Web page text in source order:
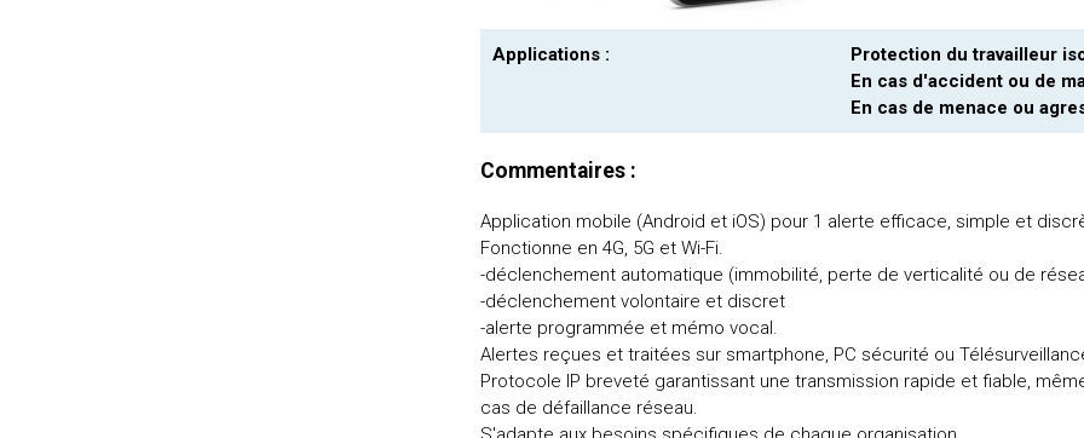
Applications :
Protection du travailleur
En cas d'accident ou de
En cas de menace ou
Commentaires :
Application mobile (Android et iOS) pour 1 alerte efficace, simple et
Fonctionne en 4G, 5G et Wi-Fi.
-déclenchement automatique (immobilité, perte de verticalité ou de
-déclenchement volontaire et discret
-alerte programmée et mémo vocal.
Alertes reçues et traitées sur smartphone, PC sécurité ou
Protocole IP breveté garantissant une transmission rapide et fiable,
cas de défaillance réseau.